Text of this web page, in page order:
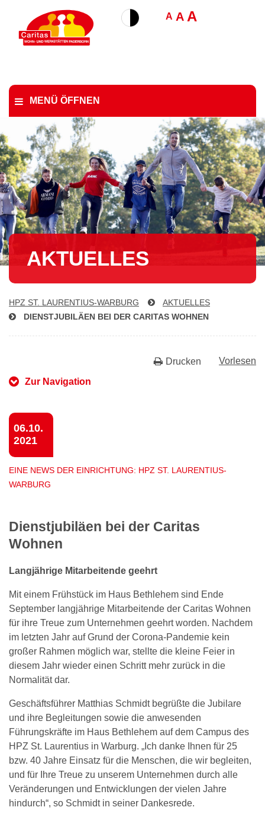
A A A
MENÜ ÖFFNEN
AKTUELLES
HPZ ST. LAU­REN­TI­US-WAR­BURG
AKTUELLES
DIENST­JU­BI­LÄ­EN BEI DER CARITAS WOHNEN
Vorlesen
Drucken
Zur Navigation
06.10.
2021
EINE NEWS DER EINRICHTUNG: HPZ ST. LAURENTIUS-
WARBURG
Dienstjubiläen bei der Caritas
Wohnen
Langjährige Mitarbeitende geehrt
Mit einem Frühstück im Haus Bethlehem sind Ende
September langjährige Mitarbeitende der Caritas Wohnen
für ihre Treue zum Unternehmen geehrt worden. Nachdem
im letzten Jahr auf Grund der Corona-Pandemie kein
großer Rahmen möglich war, stellte die kleine Feier in
diesem Jahr wieder einen Schritt mehr zurück in die
Normalität dar.
Geschäftsführer Matthias Schmidt begrüßte die Jubilare
und ihre Begleitungen sowie die anwesenden
Führungskräfte im Haus Bethlehem auf dem Campus des
HPZ St. Laurentius in Warburg. „Ich danke Ihnen für 25
bzw. 40 Jahre Einsatz für die Menschen, die wir begleiten,
und für Ihre Treue zu unserem Unternehmen durch alle
Veränderungen und Entwicklungen der vielen Jahre
hindurch“, so Schmidt in seiner Dankesrede.